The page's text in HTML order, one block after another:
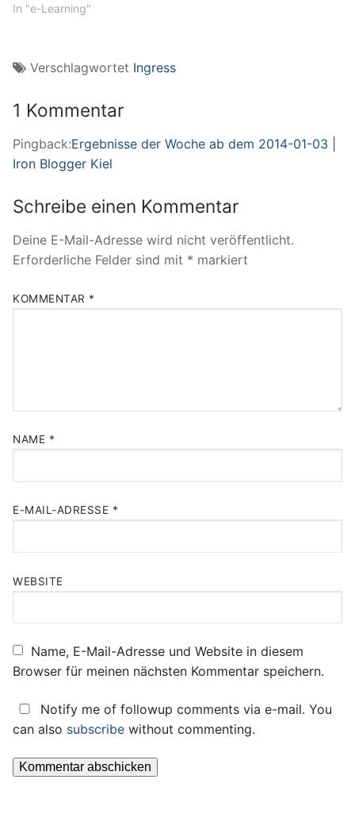
In "e-Learning"
Verschlagwortet Ingress
1 Kommentar
Pingback:Ergebnisse der Woche ab dem 2014-01-03 |
Iron Blogger Kiel
Schreibe einen Kommentar
Deine E-Mail-Adresse wird nicht veröffentlicht.
Erforderliche Felder sind mit * markiert
KOMMENTAR *
NAME *
E-MAIL-ADRESSE *
WEBSITE
Name, E-Mail-Adresse und Website in diesem
Browser für meinen nächsten Kommentar speichern.
Notify me of followup comments via e-mail. You
can also subscribe without commenting.